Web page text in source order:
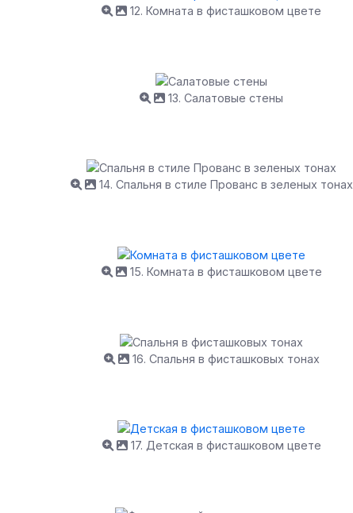
12. Комната в фисташковом цвете
13. Салатовые стены
14. Спальня в стиле Прованс в зеленых тонах
15. Комната в фисташковом цвете
16. Спальня в фисташковых тонах
17. Детская в фисташковом цвете